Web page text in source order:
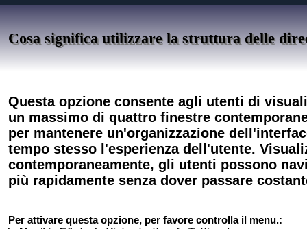
Cosa significa utilizzare la struttura delle
Questa opzione consente agli utenti di
un massimo di quattro finestre
per mantenere un'organizzazione
tempo stesso l'esperienza dell'utente.
contemporaneamente, gli utenti possono
più rapidamente senza dover passare
Per attivare questa opzione, per favore controlla il menu.: